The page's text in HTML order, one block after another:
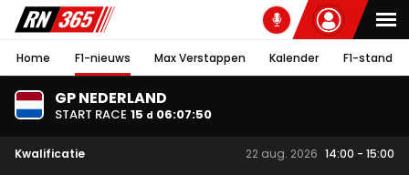
Home F1-nieuws Max Verstappen Kalender F1-stand
GP NEDERLAND
START RACE 15 d 06:07:49
Kwalificatie 22 aug. 2026 14:00 - 15:00